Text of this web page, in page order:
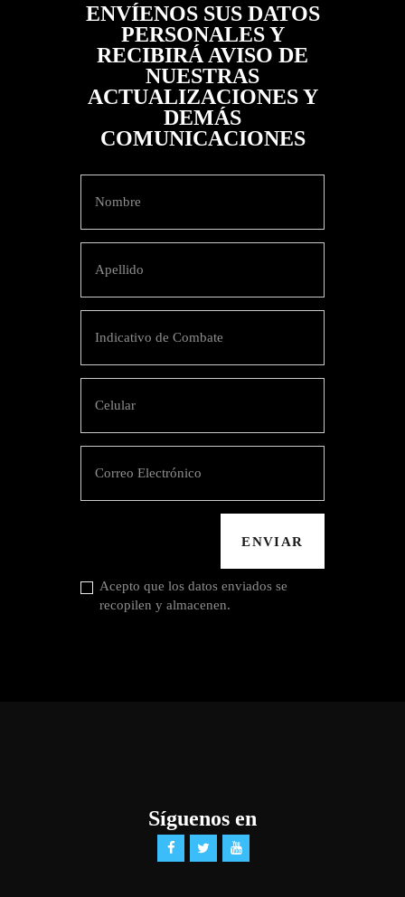
ENVÍENOS SUS DATOS
PERSONALES Y
RECIBIRÁ AVISO DE
NUESTRAS
ACTUALIZACIONES Y
DEMÁS
COMUNICACIONES
Acepto que los datos enviados se
recopilen y almacenen.
Síguenos en